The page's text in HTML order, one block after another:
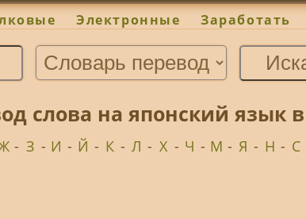
Электронные Заработать
слова на японский язык
- З - И - Й - К - Л - Х - Ч - М - Я - Н - С